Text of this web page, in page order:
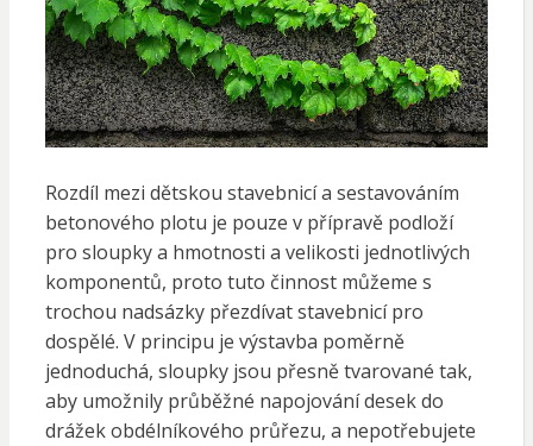
Rozdíl mezi dětskou stavebnicí a sestavováním
betonového plotu je pouze v přípravě podloží
pro sloupky a hmotnosti a velikosti jednotlivých
komponentů, proto tuto činnost můžeme s
trochou nadsázky přezdívat stavebnicí pro
dospělé. V principu je výstavba poměrně
jednoduchá, sloupky jsou přesně tvarované tak,
aby umožnily průběžné napojování desek do
drážek obdélníkového průřezu, a nepotřebujete